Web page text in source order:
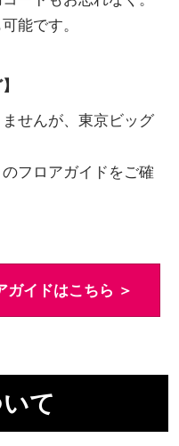
能です。
せんが、東京ビッグ
フロアガイドをご確
イドはこちら ＞
て